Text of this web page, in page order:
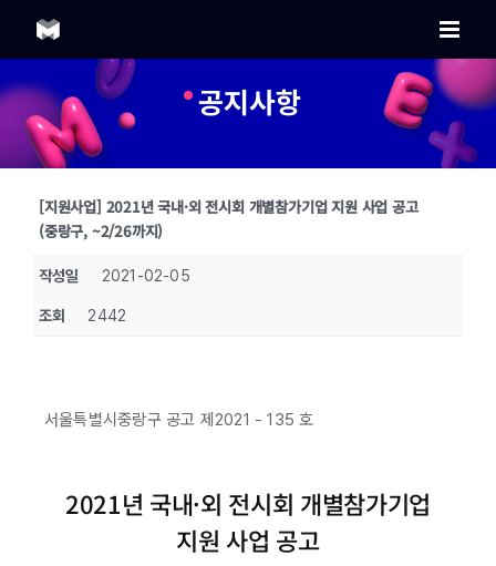
content
공지사항
[지원사업] 2021년 국내·외 전시회 개별참가기업 지원 사업 공고
(중랑구, ~2/26까지)
작성일 2021-02-05
조회 2442
서울특별시중랑구 공고 제2021 - 135 호
2021년 국내·외 전시회 개별참가기업
지원 사업 공고